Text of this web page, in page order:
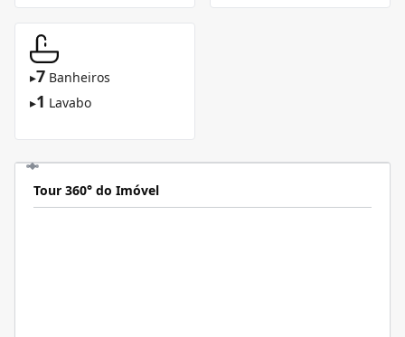
▸7 Banheiros
▸1 Lavabo
Tour 360° do Imóvel